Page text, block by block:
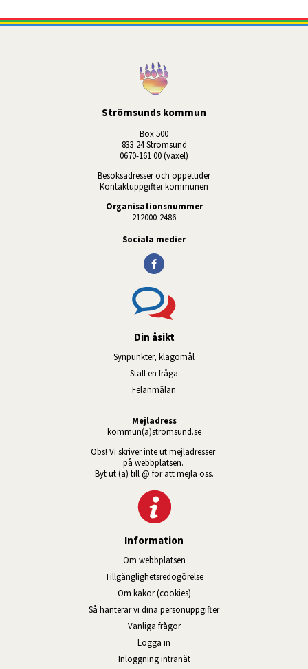
Strömsunds kommun
Box 500
833 24 Strömsund
0670-161 00 (växel)
Besöksadresser och öppettider
Kontaktuppgifter kommunen
Organisationsnummer
212000-2486
Sociala medier
Din åsikt
Synpunkter, klagomål
Ställ en fråga
Felanmälan
Mejladress
kommun(a)stromsund.se
Obs! Vi skriver inte ut mejladresser
på webbplatsen.
Byt ut (a) till @ för att mejla oss.
Information
Om webbplatsen
Tillgänglig­hets­redo­görelse
Om kakor (cookies)
Så hanterar vi dina personuppgifter
Vanliga frågor
Logga in
Inloggning intranätÖppnas i nytt fönster.